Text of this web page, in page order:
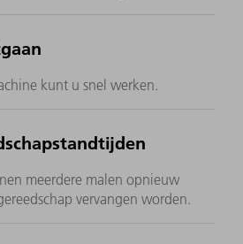
kunt u snel werken.
meerdere malen opnieuw
vervangen worden.